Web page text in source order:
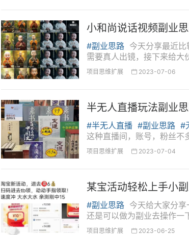
小和尚说话视频副业
#副业思路 今天分享最近
需要真人出镜，接下来给大
绍...
项目思维扩展  2023-07-06
半无人直播玩法副业
#半无人直播 #副业思路 #
这种直播间，账号，粉丝不
直播玩法。第一个、项目介绍
项目思维扩展  2023-07-04
某宝活动轻松上手小
#副业思路 今天给大家分
还是可以做为副业去操作一
图有一百、两百的，看着还
项目思维扩展  2023-06-25